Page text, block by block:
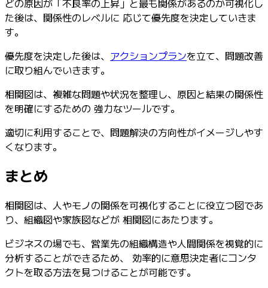
た後は、関係性のレベルに 応じて優先度を決定していきま
す。
優先度を決定した後は、 アクションプランを立て、問題改善
に取り組んでいきます。
相関図は、複雑な問題や状況を整理し、原因と結果の関係性
を明確にするための 強力なツールです。
適切に利用することで、問題解決の方向性がイメージしやす
くなります。
まとめ
相関図は、人やモノの関係を可視化することに役立つ図であ
り、組織図や家族図などが 相関図にあたります。
ビジネスの場でも、営業先の組織構造や人間関係を視覚的に
分析することができるため、 効率的に意思決定者にコンタ
クトを取る方法を見つけることが可能です。